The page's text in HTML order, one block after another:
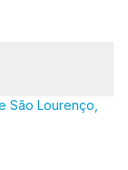
São Lourenço,